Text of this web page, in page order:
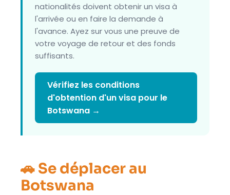
nationalités doivent obtenir un visa à
l'arrivée ou en faire la demande à
l'avance. Ayez sur vous une preuve de
votre voyage de retour et des fonds
suffisants.
Vérifiez les conditions
d'obtention d'un visa pour le
Botswana →
🚗 Se déplacer au
Botswana